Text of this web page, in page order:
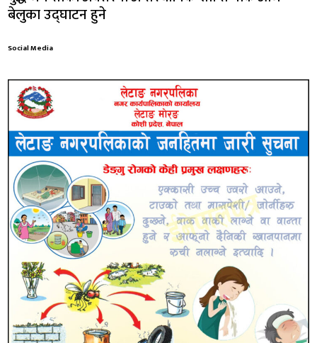
बेलुका उद्घाटन हुने
Social Media